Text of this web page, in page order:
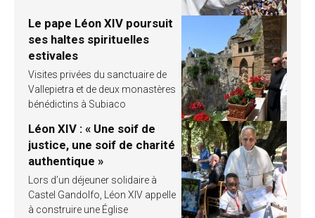
Le pape Léon XIV poursuit
ses haltes spirituelles
estivales
Visites privées du sanctuaire de
Vallepietra et de deux monastères
bénédictins à Subiaco
Léon XIV : « Une soif de
justice, une soif de charité
authentique »
Lors d’un déjeuner solidaire à
Castel Gandolfo, Léon XIV appelle
à construire une Église